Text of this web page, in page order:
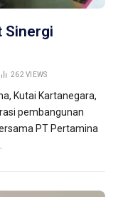
Sinergi
262VIEWS
Kutai Kartanegara,
pembangunan
PT Pertamina